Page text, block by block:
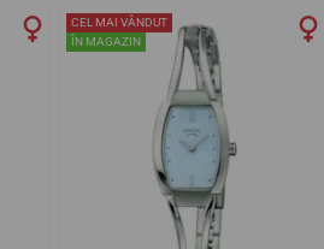
CEL MAI VÂNDUT
ÎN MAGAZIN